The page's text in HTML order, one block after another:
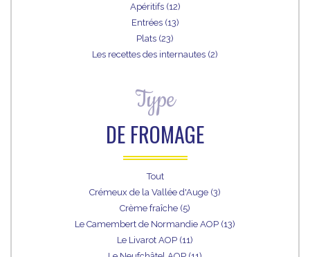
Apéritifs (12)
Entrées (13)
Plats (23)
Les recettes des internautes (2)
Type
DE FROMAGE
Tout
Crémeux de la Vallée d'Auge (3)
Crème fraîche (5)
Le Camembert de Normandie AOP (13)
Le Livarot AOP (11)